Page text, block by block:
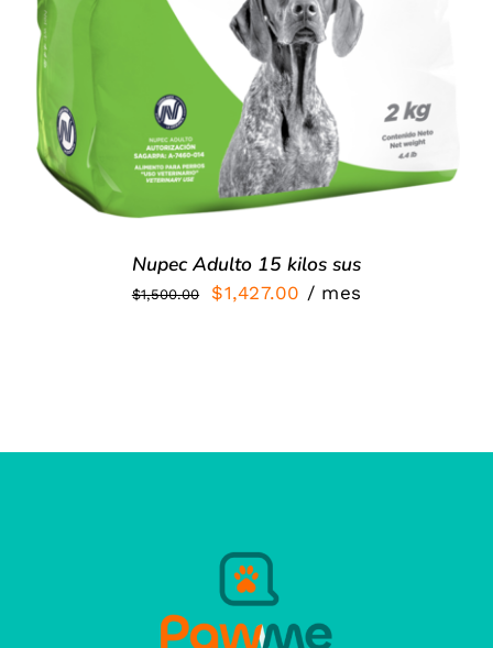
Nupec Adulto 15 kilos sus
$1,500.00
El
$1,427.00 El
/ mes